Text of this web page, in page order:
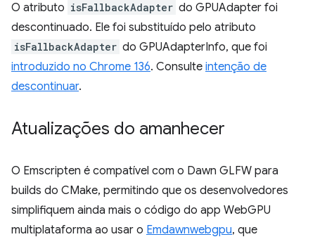
O atributo isFallbackAdapter do GPUAdapter foi
descontinuado. Ele foi substituído pelo atributo
isFallbackAdapter do GPUAdapterInfo, que foi
introduzido no Chrome 136. Consulte intenção de
descontinuar.
Atualizações do amanhecer
O Emscripten é compatível com o Dawn GLFW para
builds do CMake, permitindo que os desenvolvedores
simplifiquem ainda mais o código do app WebGPU
multiplataforma ao usar o Emdawnwebgpu, que